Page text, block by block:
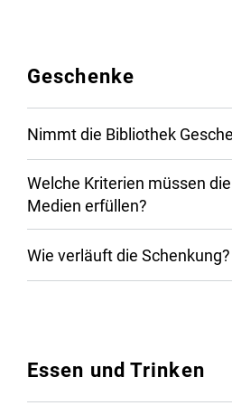
Bereichsbibliothek
Bereichsbibliothek
Bereichsbibliothek
Sprach- und
Geschenke
Nimmt die Bibliothek
Welche Kriterien müssen
Medien erfüllen?
Wie verläuft die Schenkung?
Essen und Trinken